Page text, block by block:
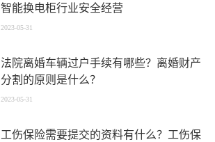
智能换电柜行业安全经营
2023-05-31
法院离婚车辆过户手续有哪些？离婚财产
分割的原则是什么？
2023-05-31
工伤保险需要提交的资料有什么？工伤保